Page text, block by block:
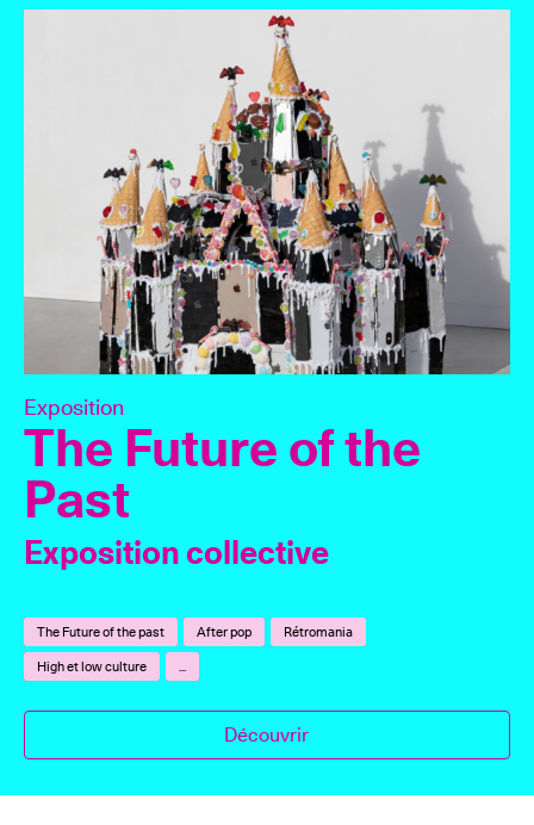
Exposition
The Future of the
Past
Exposition collective
The Future of the past After pop
Rétromania
High et low culture
...
Découvrir